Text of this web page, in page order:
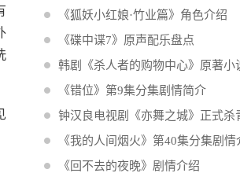
《狐妖小红娘·竹业篇》角色介绍
《碟中谍7》原声配乐盘点
韩剧《杀人者的购物中心》原著小
介绍
《错位》第9集分集剧情简介
钟汉良电视剧《亦舞之城》正式杀
《我的人间烟火》第40集分集剧情
《回不去的夜晚》剧情介绍